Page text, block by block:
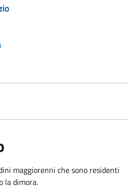
maggiorenni che sono residenti
la dimora.